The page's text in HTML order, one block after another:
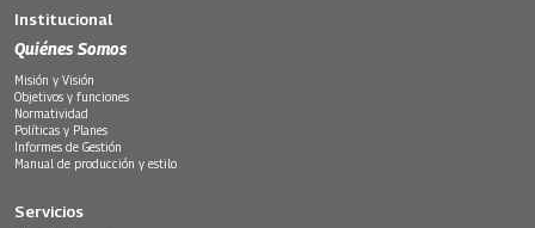
Institucional
Quiénes Somos
Misión y Visión
Objetivos y funciones
Normatividad
Políticas y Planes
Informes de Gestión
Manual de producción y estilo
Servicios